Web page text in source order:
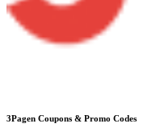
3Pagen Coupons & Promo Codes